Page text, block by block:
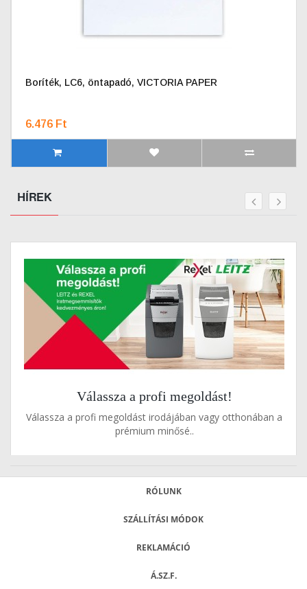
Boríték, LC6, öntapadó, VICTORIA PAPER
6.476 Ft
HÍREK
Válassza a profi megoldást!
Válassza a profi megoldást irodájában vagy otthonában a
prémium minősé..
RÓLUNK
SZÁLLÍTÁSI MÓDOK
REKLAMÁCIÓ
Á.SZ.F.